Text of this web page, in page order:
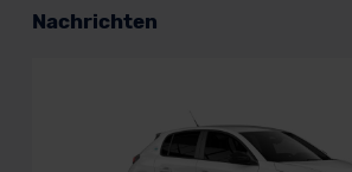
unserem Datenschutzbeauftragten unter
Nachrichten